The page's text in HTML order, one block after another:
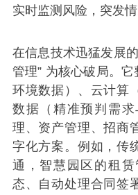
实时监测风险，突发情
在信息技术迅猛发展
管理” 为核心破局。它
环境数据）、云计算
数据（精准预判需
理、资产管理、招商
字化方案。例如，传
通，智慧园区的租
态、自动处理合同签